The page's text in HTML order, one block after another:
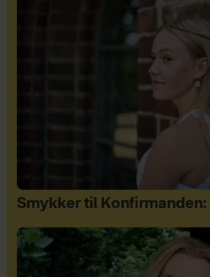
Smykker til